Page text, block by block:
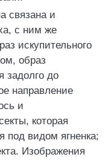
связана и
с ним же
искупительного
образ
задолго до
направление
и
которая
под видом ягненка;
Изображения